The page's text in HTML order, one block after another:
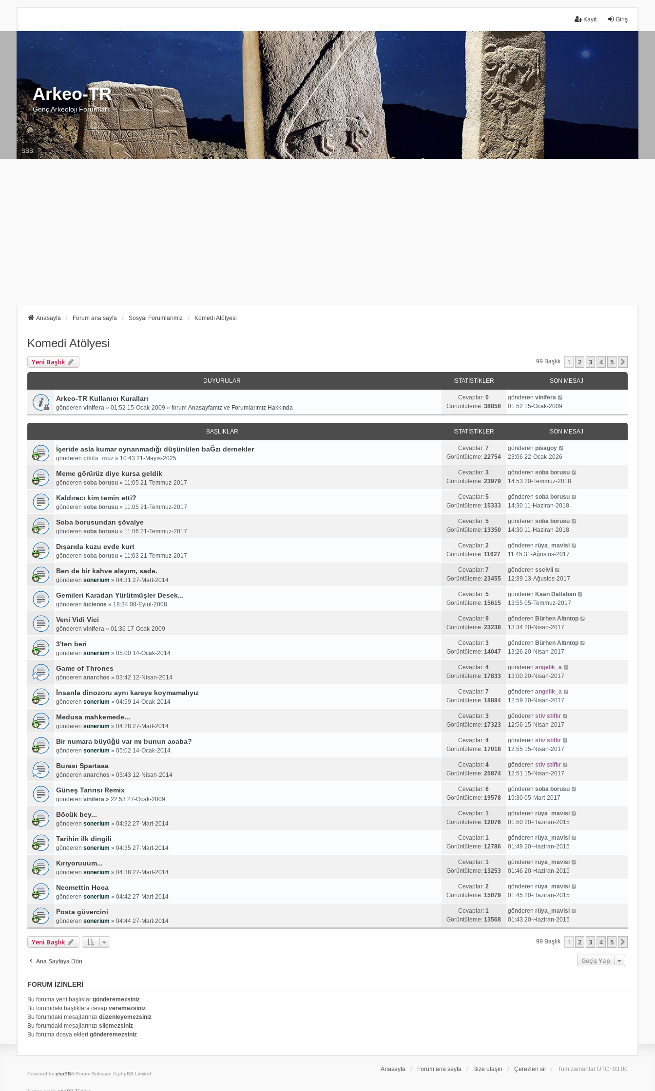
Giriş
Kayıt
Arkeo-TR
Genç Arkeoloji Forumları
SSS
Anasayfa Forum ana sayfa Sosyal Forumlarımız Komedi Atölyesi
Komedi Atölyesi
Yeni Başlık 99 Başlık 1 2 3 4 5
DUYURULAR İSTATISTIKLER SON MESAJ
Arkeo-TR Kullanıcı Kuralları
gönderen vinifera» 01:52 15-Ocak-2009 » forum Anasayfamız ve Forumlarımız Hakkında
Cevaplar:0
Görüntüleme: 38858
gönderen vinifera
01:52 15-Ocak-2009
BAŞLIKLAR İSTATISTIKLER SON MESAJ
İçeride asla kumar oynanmadığı düşünülen baĞzı dernekler
gönderen çikita_muz» 10:43 21-Mayıs-2025
Cevaplar:7
Görüntüleme: 22754
gönderen pisagoy
23:06 22-Ocak-2026
Meme görürüz diye kursa geldik
gönderen soba borusu» 11:05 21-Temmuz-2017
Cevaplar:3
Görüntüleme: 23979
gönderen soba borusu
14:53 20-Temmuz-2018
Kaldıracı kim temin etti?
gönderen soba borusu» 11:05 21-Temmuz-2017
Cevaplar:5
Görüntüleme: 15333
gönderen soba borusu
14:30 11-Haziran-2018
Soba borusundan şövalye
gönderen soba borusu» 11:06 21-Temmuz-2017
Cevaplar:5
Görüntüleme: 13350
gönderen soba borusu
14:30 11-Haziran-2018
Dışarıda kuzu evde kurt
gönderen soba borusu» 11:03 21-Temmuz-2017
Cevaplar:2
Görüntüleme:11627
gönderen rüya_mavisi
11:45 31-Ağustos-2017
Ben de bir kahve alayım, sade.
gönderen sonerium » 04:31 27-Mart-2014
Cevaplar:7
Görüntüleme: 23455
gönderen sselvii
12:39 13-Ağustos-2017
Gemileri Karadan Yürütmüşler Desek...
gönderen lucienne» 18:34 08-Eylül-2008
Cevaplar:5
Görüntüleme: 15615
gönderen Kaan Daltaban
13:55 05-Temmuz-2017
Veni Vidi Vici
gönderen vinifera» 01:36 17-Ocak-2009
Cevaplar:9
Görüntüleme: 23238
gönderen Bürhen Altıntop
13:34 20-Nisan-2017
3'ten beri
gönderen sonerium » 05:00 14-Ocak-2014
Cevaplar:3
Görüntüleme: 14047
gönderen Bürhen Altıntop
13:26 20-Nisan-2017
Game of Thrones
gönderen anarchos » 03:42 12-Nisan-2014
Cevaplar:4
Görüntüleme: 17833
gönderen angelik_a
13:00 20-Nisan-2017
İnsanla dinozoru aynı kareye koymamalıyız
gönderen sonerium » 04:59 14-Ocak-2014
Cevaplar:7
Görüntüleme: 18884
gönderen angelik_a
12:59 20-Nisan-2017
Medusa mahkemede...
gönderen sonerium » 04:28 27-Mart-2014
Cevaplar:3
Görüntüleme: 17323
gönderen stiv stiflır
12:56 15-Nisan-2017
Bir numara büyüğü var mı bunun acaba?
gönderen sonerium » 05:02 14-Ocak-2014
Cevaplar:4
Görüntüleme: 17018
gönderen stiv stiflır
12:55 15-Nisan-2017
Burası Spartaaa
gönderen anarchos » 03:43 12-Nisan-2014
Cevaplar:4
Görüntüleme: 25874
gönderen stiv stiflır
12:51 15-Nisan-2017
Güneş Tanrısı Remix
gönderen vinifera» 22:53 27-Ocak-2009
Cevaplar:6
Görüntüleme: 19578
gönderen soba borusu
19:30 05-Mart-2017
Böcük bey...
gönderen sonerium » 04:32 27-Mart-2014
Cevaplar:1
Görüntüleme: 12076
gönderen rüya_mavisi
01:50 20-Haziran-2015
Tarihin ilk dingili
gönderen sonerium » 04:35 27-Mart-2014
Cevaplar:1
Görüntüleme: 12786
gönderen rüya_mavisi
01:49 20-Haziran-2015
Kırıyoruuum...
gönderen sonerium » 04:38 27-Mart-2014
Cevaplar:1
Görüntüleme: 13253
gönderen rüya_mavisi
01:46 20-Haziran-2015
Necmettin Hoca
gönderen sonerium » 04:42 27-Mart-2014
Cevaplar:2
Görüntüleme: 15079
gönderen rüya_mavisi
01:45 20-Haziran-2015
Posta güvercini
gönderen sonerium » 04:44 27-Mart-2014
Cevaplar:1
Görüntüleme: 13568
gönderen rüya_mavisi
01:43 20-Haziran-2015
Yeni Başlık 99 Başlık 1 2 3 4 5
Ana Sayfaya Dön Geçiş Yap
FORUM IZINLERI
Bu foruma yeni başlıklar gönderemezsiniz
Bu forumdaki başlıklara cevap veremezsiniz
Bu forumdaki mesajlarınızı düzenleyemezsiniz
Bu forumdaki mesajlarınızı silemezsiniz
Bu foruma dosya ekleri gönderemezsiniz
Anasayfa Forum ana sayfa Bize ulaşın Çerezleri sil Tüm zamanlar UTC+03:00
Powered by phpBB® Forum Software © phpBB Limited